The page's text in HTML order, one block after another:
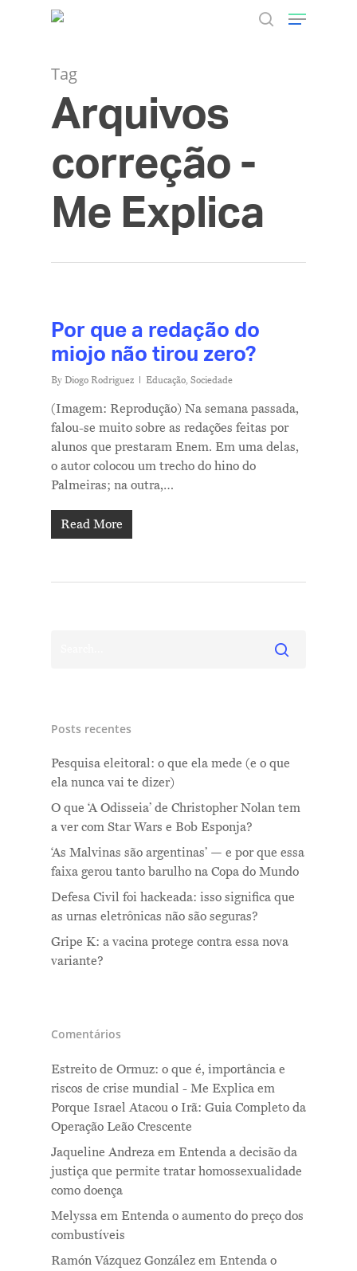
Hit enter to search or ESC to close
Tag
Arquivos
correção -
Me Explica
Por que a redação do
miojo não tirou zero?
By Diogo Rodriguez Educação, Sociedade
(Imagem: Reprodução) Na semana passada,
falou-se muito sobre as redações feitas por
alunos que prestaram Enem. Em uma delas,
o autor colocou um trecho do hino do
Palmeiras; na outra,…
Read More
Posts recentes
Pesquisa eleitoral: o que ela mede (e o que
ela nunca vai te dizer)
O que ‘A Odisseia’ de Christopher Nolan tem
a ver com Star Wars e Bob Esponja?
‘As Malvinas são argentinas’ — e por que essa
faixa gerou tanto barulho na Copa do Mundo
Defesa Civil foi hackeada: isso significa que
as urnas eletrônicas não são seguras?
Gripe K: a vacina protege contra essa nova
variante?
Comentários
Estreito de Ormuz: o que é, importância e
riscos de crise mundial - Me Explica em
Porque Israel Atacou o Irã: Guia Completo da
Operação Leão Crescente
Jaqueline Andreza em Entenda a decisão da
justiça que permite tratar homossexualidade
como doença
Melyssa em Entenda o aumento do preço dos
combustíveis
Ramón Vázquez González em Entenda o